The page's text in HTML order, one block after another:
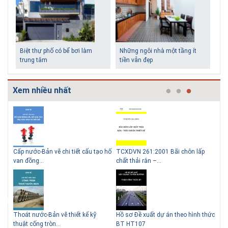
Biệt thự phố có bể bơi làm
trung tâm
Những ngôi nhà một tầng ít
tiền vẫn đẹp
Lý do nên sử dụng gạch block
để xây nhà
Thiết kế nhà siêu nhỏ độc đáo
Xem nhiều nhất
Cấp nước-Bản vẽ chi tiết cấu tạo hố
van đồng...
Thoát nước-Bản vẽ thiết kế kỹ
thuật cống tròn...
TCXDVN 261:2001 Bãi chôn lấp
chất thải rắn –...
Hồ sơ Đề xuất dự án theo hình thức
BT HT107